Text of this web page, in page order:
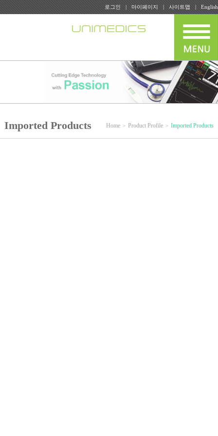
로그인 마이페이지 사이트맵 English
Imported Products Home Product Profile Imported Products